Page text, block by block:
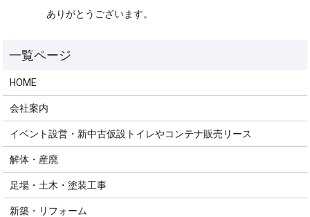
ありがとうございます。
HOME
会社案内
イベント設営・新中古仮設トイレやコンテナ販売リース
解体・産廃
足場・土木・塗装工事
新築・リフォーム